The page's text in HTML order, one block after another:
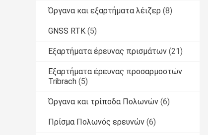
Όργανα και εξαρτήματα λέιζερ (8)
GNSS RTK (5)
Εξαρτήματα έρευνας πρισμάτων (21)
Εξαρτήματα έρευνας προσαρμοστών
Tribrach (5)
Όργανα και τρίποδα Πολωνών (6)
Πρίσμα Πολωνός ερευνών (6)